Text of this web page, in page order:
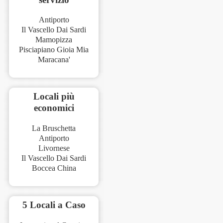
Antiporto
Il Vascello Dai Sardi
Mamopizza
Pisciapiano Gioia Mia
Maracana'
Locali più
economici
La Bruschetta
Antiporto
Livornese
Il Vascello Dai Sardi
Boccea China
5 Locali a Caso